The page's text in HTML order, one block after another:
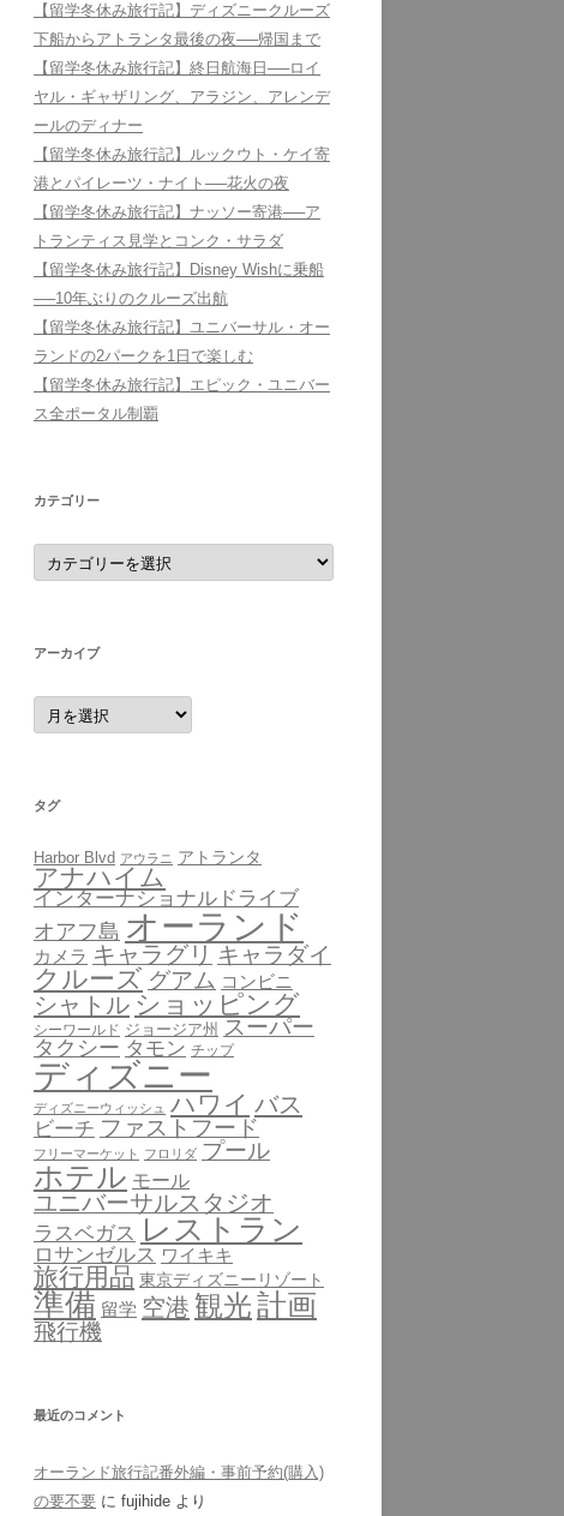
【留学冬休み旅行記】ディズニークルーズ
下船からアトランタ最後の夜──帰国まで
【留学冬休み旅行記】終日航海日──ロイ
ヤル・ギャザリング、アラジン、アレンデ
ールのディナー
【留学冬休み旅行記】ルックウト・ケイ寄
港とパイレーツ・ナイト──花火の夜
【留学冬休み旅行記】ナッソー寄港──ア
トランティス見学とコンク・サラダ
【留学冬休み旅行記】Disney Wishに乗船
──10年ぶりのクルーズ出航
【留学冬休み旅行記】ユニバーサル・オー
ランドの2パークを1日で楽しむ
【留学冬休み旅行記】エピック・ユニバー
ス全ポータル制覇
カテゴリー
カ
テ
ゴ
アーカイブ
ア
ー
カ
タグ
Harbor Blvd アウラニ アトランタ
アナハイム
インターナショナルドライブ
オアフ島 オーランド
カメラ キャラグリ キャラダイ
クルーズ グアム コンビニ
シャトル ショッピング
シーワールド ジョージア州 スーパー
タクシー タモン チップ
ディズニー
ディズニーウィッシュ ハワイ バス
ビーチ ファストフード
フリーマーケット フロリダ プール
ホテル モール
ユニバーサルスタジオ
ラスベガス レストラン
ロサンゼルス ワイキキ
旅行用品 東京ディズニーリゾート
準備 留学 空港 観光計画
飛行機
最近のコメント
オーランド旅行記番外編・事前予約(購入)
の要不要 に fujihide より